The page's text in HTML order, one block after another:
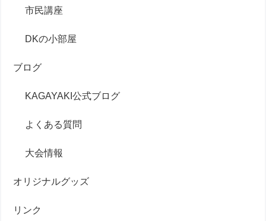
市民講座
DKの小部屋
ブログ
KAGAYAKI公式ブログ
よくある質問
大会情報
オリジナルグッズ
リンク